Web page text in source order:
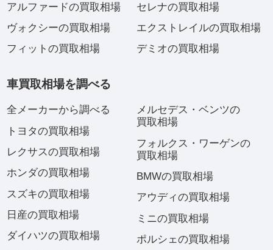
アルファードの買取相場
ヴォクシーの買取相場
フィットの買取相場
セレナの買取相場
エクストレイルの買取相場
デミオの買取相場
車買取相場を調べる
全メーカーから調べる
トヨタの買取相場
レクサスの買取相場
ホンダの買取相場
スズキの買取相場
日産の買取相場
ダイハツの買取相場
メルセデス・ベンツの
買取相場
フォルクス・ワーゲンの
買取相場
BMWの買取相場
アウディの買取相場
ミニの買取相場
ポルシェの買取相場